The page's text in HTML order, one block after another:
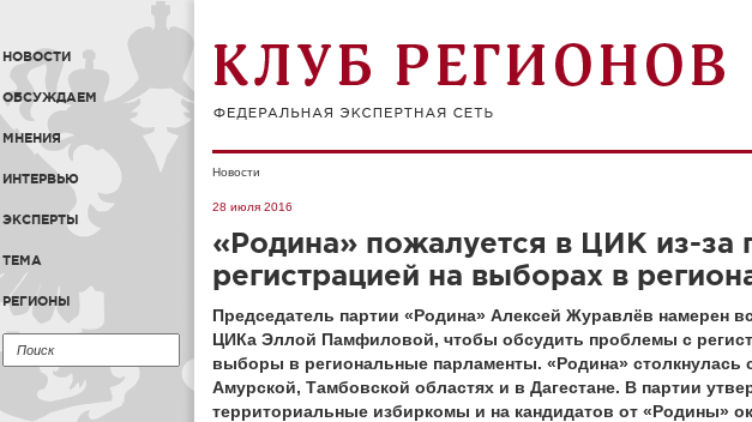
НОВОСТИ
ОБСУЖДАЕМ
МНЕНИЯ
ИНТЕРВЬЮ
ЭКСПЕРТЫ
ТЕМА
РЕГИОНЫ
Новости
28 июля 2016
«Родина» пожалуется в ЦИК из-за
регистрацией на выборах в
Председатель партии «Родина» Алексей Журавлёв намерен
ЦИКа Эллой Памфиловой, чтобы обсудить проблемы с
выборы в региональные парламенты. «Родина» столкнулась
Амурской, Тамбовской областях и в Дагестане. В партии
территориальные избиркомы и на кандидатов от «Родины»